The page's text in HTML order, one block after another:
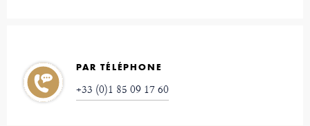
PAR TÉLÉPHONE
+33 (0)1 85 09 17 60